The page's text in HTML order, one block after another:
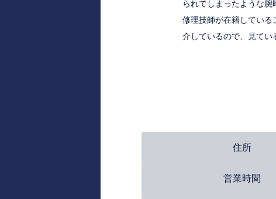
られてしまったような
修理技師が在籍している
介しているので、見てい
住所
営業時間